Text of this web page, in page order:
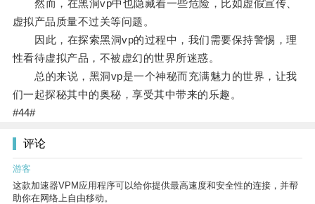
然而，在黑洞vp中也隐藏着一些危险，比如虚假宣传、
虚拟产品质量不过关等问题。
因此，在探索黑洞vp的过程中，我们需要保持警惕，理
性看待虚拟产品，不被虚幻的世界所迷惑。
总的来说，黑洞vp是一个神秘而充满魅力的世界，让我
们一起探秘其中的奥秘，享受其中带来的乐趣。
#44#
评论
游客
这款加速器VPM应用程序可以给你提供最高速度和安全性的连接，并帮
助你在网络上自由移动。